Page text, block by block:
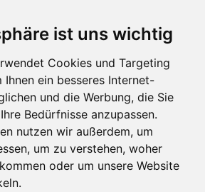
ist uns wichtig
Cookies und Targeting
Ihnen ein besseres Internet-
und die Werbung, die Sie
Bedürfnisse anzupassen.
nutzen wir außerdem, um
um zu verstehen, woher
oder um unsere Website